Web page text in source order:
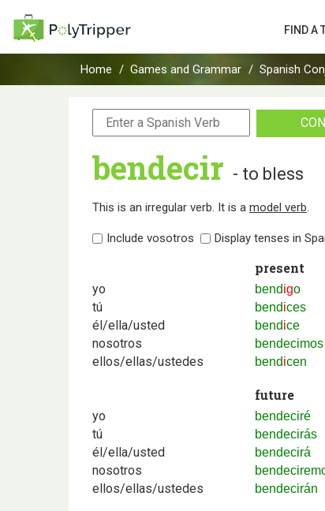
FIND A
Home Games and Grammar Spanish
bendecir - to bless
This is an irregular verb. It is a model verb
Include vosotros Display tenses in
present
yo bendigo
tú bendices
él/ella/usted bendice
nosotros bendecimos
ellos/ellas/ustedes bendicen
future
yo bendeciré
tú bendecirás
él/ella/usted bendecirá
nosotros
ellos/ellas/ustedes bendecirán